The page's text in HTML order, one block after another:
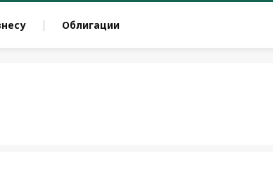
Облигации